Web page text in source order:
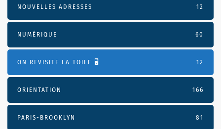
NOUVELLES ADRESSES 12
NUMÉRIQUE 60
ON REVISITE LA TOILE 🖥️ 12
ORIENTATION 166
PARIS-BROOKLYN 81